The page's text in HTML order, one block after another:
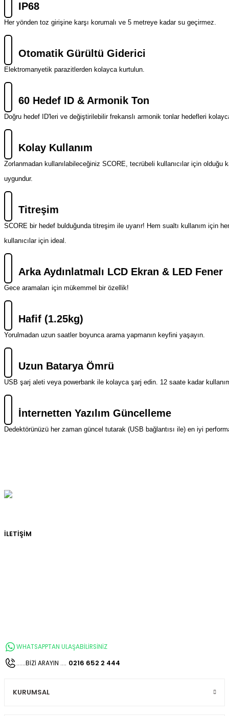
IP68
Her yönden toz girişine karşı korumalı ve 5 metreye kadar su geçirmez.
Otomatik Gürültü Giderici
Elektromanyetik parazitlerden kolayca kurtulun.
60 Hedef ID & Armonik Ton
Doğru hedef ID'leri ve değiştirilebilir frekanslı armonik tonlar hedefleri
Kolay Kullanım
Zorlanmadan kullanılabileceğiniz SCORE, tecrübeli kullanıcılar için olduğu
uygundur.
Titreşim
SCORE bir hedef bulduğunda titreşim ile uyarır! Hem sualtı kullanım için
kullanıcılar için ideal.
Arka Aydınlatmalı LCD Ekran & LED Fener
Gece aramaları için mükemmel bir özellik!
Hafif (1.25kg)
Yorulmadan uzun saatler boyunca arama yapmanın keyfini yaşayın.
Uzun Batarya Ömrü
USB şarj aleti veya powerbank ile kolayca şarj edin. 12 saate kadar
İnternetten Yazılım Güncelleme
Dedektörünüzü her zaman güncel tutarak (USB bağlantısı ile) en iyi
İLETİŞİM
WHATSAPPTAN ULAŞABİLİRSİNİZ
......BİZİ ARAYIN .... 0216 652 2 444
KURUMSAL